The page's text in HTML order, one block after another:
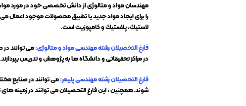
مهندسان مواد و متالوژی از دانش تخصصی خود در مورد مواد
را برای ایجاد مواد جدید یا تطبیق محصولات موجود اعمال
لاستيك، پلاستيك و كامپوزيت است.
فارغ التحصیلان رشته مهندسی مواد و متالوژی:می توانند
در مراکز تحقیقاتی و دانشگاه ها به پژوهش و تدریس بپردازند.
فارغ التحصیلان رشته مهندسی پلیمر:می توانند در صنایع
شوند.همچنین ، این فارغ التحصیلان می توانند در زمینه